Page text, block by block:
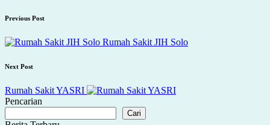
Post
navigation
Previous Post
Rumah Sakit JIH Solo
Next Post
Rumah Sakit YASRI
Pencarian
Cari